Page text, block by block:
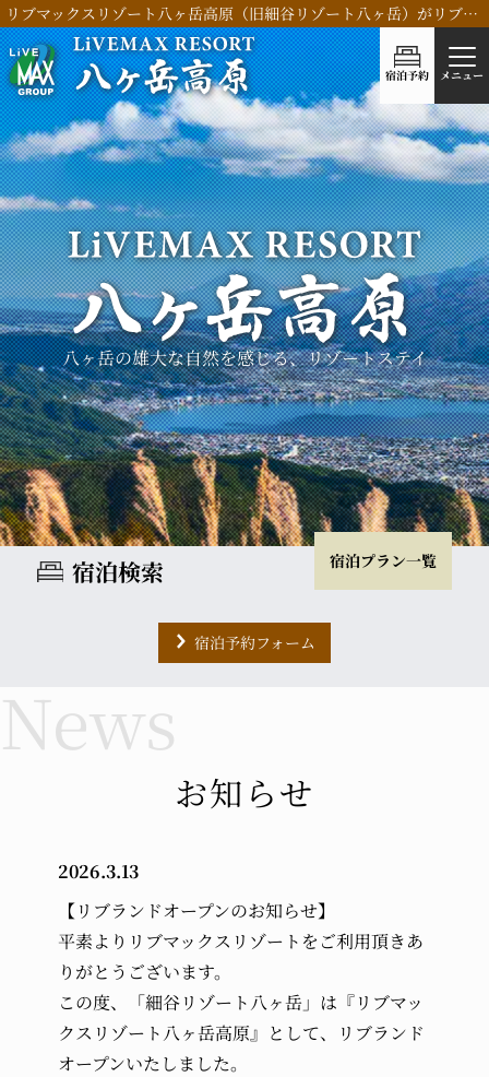
リブマックスリゾート八ヶ岳高原（旧細谷リゾート八ヶ岳）がリブランドOPEN！
宿泊予約 メニュー
八ヶ岳の雄大な自然を感じる、リゾートステイ
宿泊検索 宿泊プラン一覧
宿泊予約フォーム
小学生
幼児 (布団のみ)
受け入れなし
幼児 (布団・食事不要)
お知らせ
2026.3.13
【リブランドオープンのお知らせ】
平素よりリブマックスリゾートをご利用頂きあ
りがとうございます。
この度、「細谷リゾート八ヶ岳」は『リブマッ
クスリゾート八ヶ岳高原』として、
リブランド
オープンいたしました。